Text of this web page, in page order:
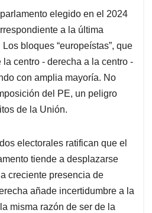
elegido en el 2024
a la última
bloques “europeístas”, que
centro - derecha a la centro -
con amplia mayoría. No
del PE, un peligro
de la Unión.
electorales ratifican que el
tiende a desplazarse
creciente presencia de
añade incertidumbre a la
misma razón de ser de la